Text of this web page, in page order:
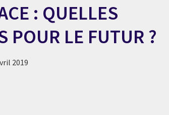
: QUELLES
POUR LE FUTUR ?
2019